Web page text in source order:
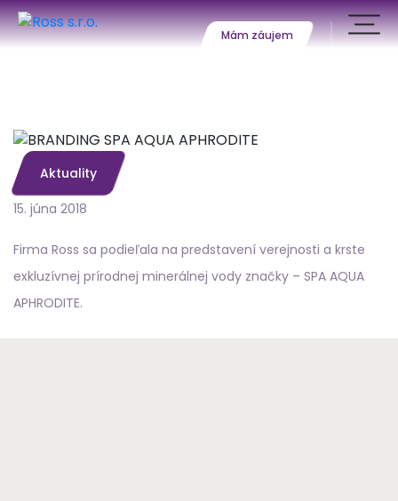
Mám záujem
Aktuality
15. júna 2018
Firma Ross sa podieľala na predstavení verejnosti a krste
exkluzívnej prírodnej minerálnej vody značky – SPA AQUA
APHRODITE.